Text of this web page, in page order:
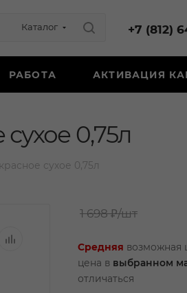
Каталог +7 (812)
РАБОТА АКТИВАЦИЯ
0,75л
сухое 0,75л
1 698 ₽/шт
Средняя возможная
цена в выбранном
отличаться